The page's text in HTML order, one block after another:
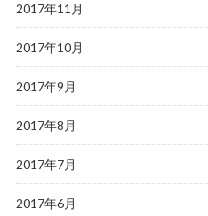
2017年11月
2017年10月
2017年9月
2017年8月
2017年7月
2017年6月